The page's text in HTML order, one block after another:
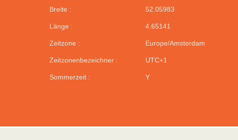
Breite : 52.05983
Länge : 4.65141
Zeitzone : Europe/Amsterdam
Zeitzonenbezeichner : UTC+1
Sommerzeit : Y